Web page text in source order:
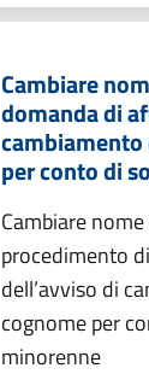
Cambiare
domanda di
per conto di
Cambiare
procedimento
dell’avviso di
cognome per
minorenne